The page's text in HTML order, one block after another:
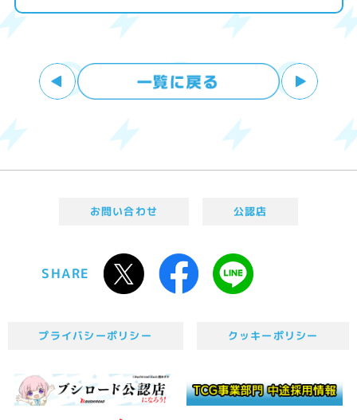
お問い合わせ 公認店
SHARE
プライバシーポリシー クッキーポリシー